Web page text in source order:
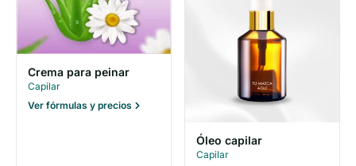
Crema para peinar
Capilar
Ver fórmulas y precios
Óleo capilar
Capilar